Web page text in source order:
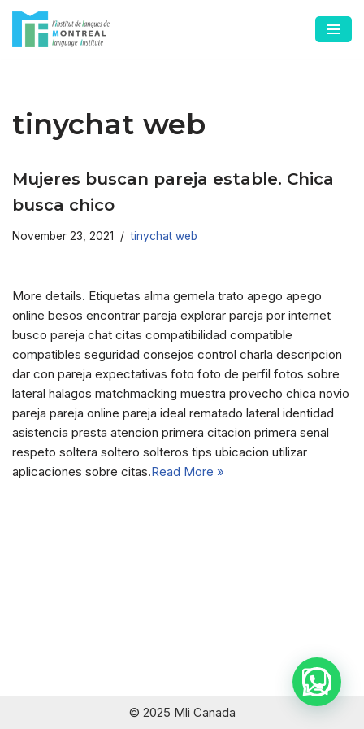
Skip
tinychat web
Mujeres buscan pareja estable. Chica
busca chico
November 23, 2021 tinychat web
More details. Etiquetas alma gemela trato apego apego
online besos encontrar pareja explorar pareja por internet
busco pareja chat citas compatibilidad compatible
compatibles seguridad consejos control charla descripcion
dar con pareja expectativas foto foto de perfil fotos sobre
lateral halagos matchmacking muestra provecho chica novio
pareja pareja online pareja ideal rematado lateral identidad
asistencia presta atencion primera citacion primera senal
respeto soltera soltero solteros tips ubicacion utilizar
aplicaciones sobre citas.Read More »
© 2025 Mli Canada